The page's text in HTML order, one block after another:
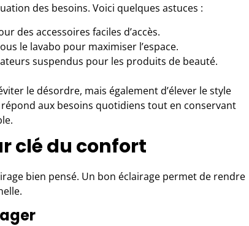
des besoins. Voici quelques astuces :
des accessoires faciles d’accès.
le lavabo pour maximiser l’espace.
suspendus pour les produits de beauté.
le désordre, mais également d’élever le style
aux besoins quotidiens tout en conservant
clé du confort
bien pensé. Un bon éclairage permet de rendre